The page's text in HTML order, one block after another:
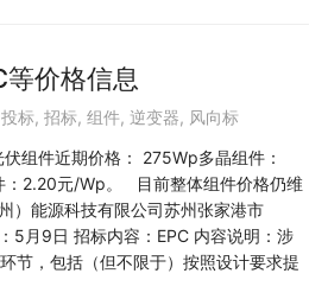
等价格信息
投标, 招标, 组件, 逆变器, 风向标
组件近期价格： 275Wp多晶组件：
：2.20元/Wp。 目前整体组件价格仍维
）能源科技有限公司苏州张家港市
5月9日 招标内容：EPC 内容说明：涉
节，包括（但不限于）按照设计要求提